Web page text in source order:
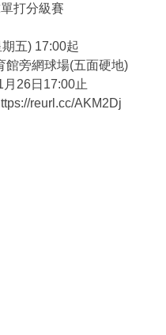
打分級賽
五) 17:00起
館旁網球場(五面硬地)
26日17:00止
reurl.cc/AKM2Dj